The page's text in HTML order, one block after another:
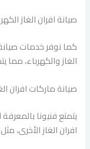
صيانة افران الغاز
كما نوفر خدمات صيانة
الغاز والكهرباء،
صيانة ماركات افران
يتمتع فنيونا
افران الغاز الأخرى،